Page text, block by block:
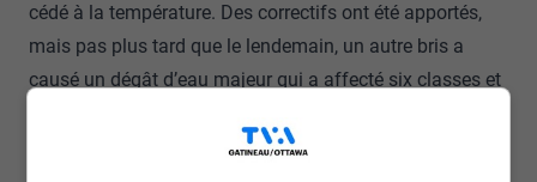
cédé à la température. Des correctifs ont été apportés,
mais pas plus tard que le lendemain, un autre bris a
causé un dégât d’eau majeur qui a affecté six classes et
La situation n’a pas forcé la fermeture de